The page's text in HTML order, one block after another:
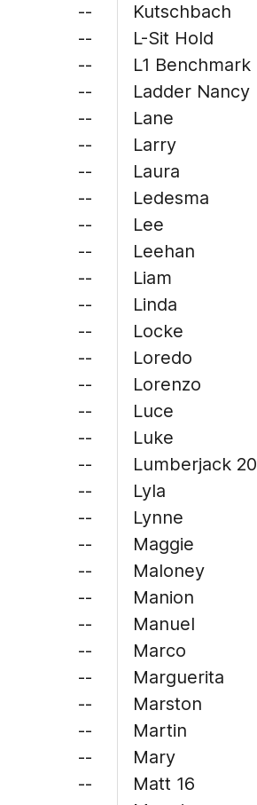
--
--
--
--
--
--
--
--
--
--
--
--
--
--
--
--
--
--
--
--
--
--
--
--
--
--
--
--
--
--
Kutschbach
L-Sit Hold
L1 Benchmark
Ladder Nancy
Lane
Larry
Laura
Ledesma
Lee
Leehan
Liam
Linda
Locke
Loredo
Lorenzo
Luce
Luke
Lumberjack 20
Lyla
Lynne
Maggie
Maloney
Manion
Manuel
Marco
Marguerita
Marston
Martin
Mary
Matt 16